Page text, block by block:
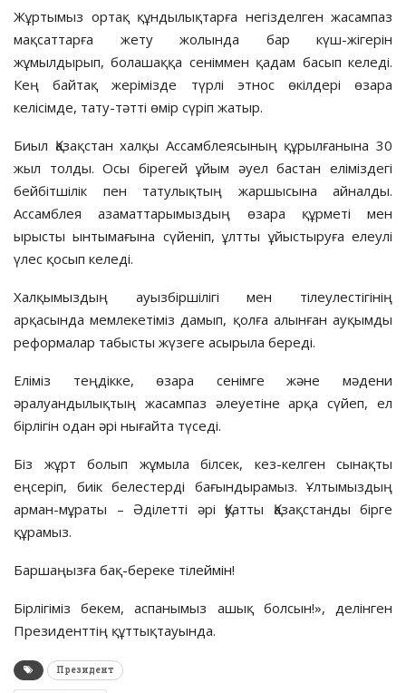
Жұртымыз ортақ құндылықтарға негізделген жасампаз
мақсаттарға жету жолында бар күш-жігерін
жұмылдырып, болашаққа сеніммен қадам басып келеді.
Кең байтақ жерімізде түрлі этнос өкілдері өзара
келісімде, тату-тәтті өмір сүріп жатыр.
Биыл Қазақстан халқы Ассамблеясының құрылғанына 30
жыл толды. Осы бірегей ұйым әуел бастан еліміздегі
бейбітшілік пен татулықтың жаршысына айналды.
Ассамблея азаматтарымыздың өзара құрметі мен
ырысты ынтымағына сүйеніп, ұлтты ұйыстыруға елеулі
үлес қосып келеді.
Халқымыздың ауызбіршілігі мен тілеулeстігінің
арқасында мемлекетіміз дамып, қолға алынған ауқымды
реформалар табысты жүзеге асырыла береді.
Еліміз теңдікке, өзара сенімге және мәдени
әралуандылықтың жасампаз әлеуетіне арқа сүйеп, ел
бірлігін одан әрі нығайта түседі.
Біз жұрт болып жұмыла білсек, кез-келген сынақты
еңсеріп, биік белестерді бағындырамыз. Ұлтымыздың
арман-мұраты – Әділетті әрі Қуатты Қазақстанды бірге
құрамыз.
Баршаңызға бақ-береке тілеймін!
Бірлігіміз бекем, аспанымыз ашық болсын!», делінген
Президенттің құттықтауында.
Президент